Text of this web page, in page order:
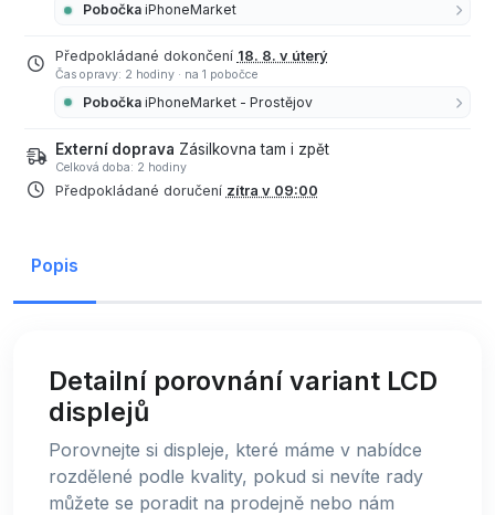
Pobočka iPhoneMarket
Předpokládané dokončení 18. 8. v úterý
Čas opravy: 2 hodiny · na 1 pobočce
Pobočka iPhoneMarket - Prostějov
Externí doprava Zásilkovna tam i zpět
Celková doba: 2 hodiny
Předpokládané doručení zítra v 09:00
Popis
Detailní porovnání variant LCD
displejů
Porovnejte si displeje, které máme v nabídce
rozdělené podle kvality, pokud si nevíte rady
můžete se poradit na prodejně nebo nám